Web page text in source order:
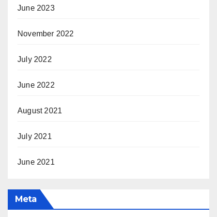
June 2023
November 2022
July 2022
June 2022
August 2021
July 2021
June 2021
Meta